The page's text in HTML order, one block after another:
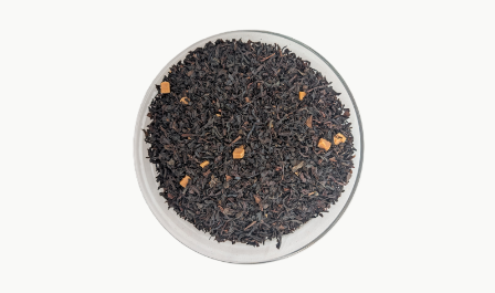
Bildergalerie überspringen